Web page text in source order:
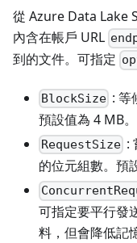
從 Azure Data Lake
內含在帳戶 URL
到的文件。可指定
BlockSize : 等
預設值為 4 MB。
RequestSize :
的位元組數。預
可指定要平行發
料，但會降低記